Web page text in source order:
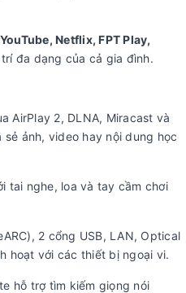
YouTube, Netflix, FPT Play,
đa dạng của cả gia đình.
AirPlay 2, DLNA, Miracast và
ảnh, video hay nội dung học
tai nghe, loa và tay cầm chơi
2 cổng USB, LAN, Optical
hoạt với các thiết bị ngoại vi.
hỗ trợ tìm kiếm giọng nói